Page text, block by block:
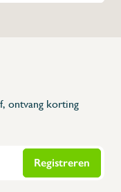
| België | BNP Paribas Fortis:
ontvang korting
Registreren